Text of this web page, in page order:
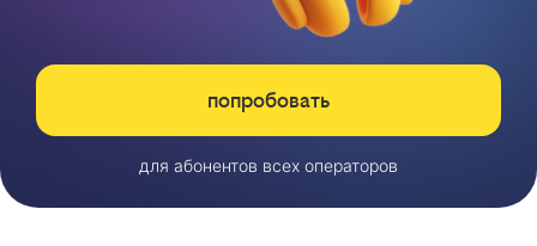
попробовать
для абонентов всех операторов